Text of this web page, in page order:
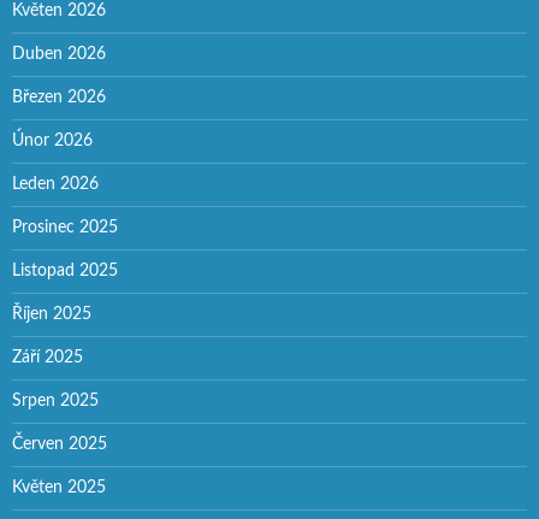
Květen 2026
Duben 2026
Březen 2026
Únor 2026
Leden 2026
Prosinec 2025
Listopad 2025
Říjen 2025
Září 2025
Srpen 2025
Červen 2025
Květen 2025